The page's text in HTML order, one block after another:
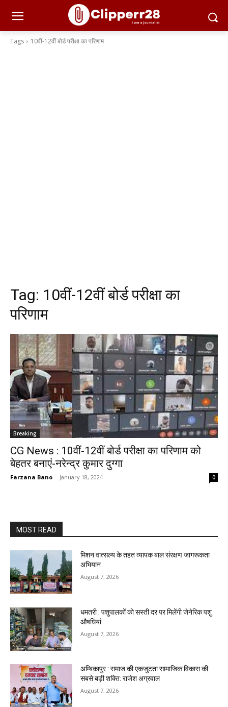
Tags 10वीं-12वीं बोर्ड परीक्षा का परिणाम
Tag: 10वीं-12वीं बोर्ड परीक्षा का
परिणाम
Breaking
CG News : 10वीं-12वीं बोर्ड परीक्षा का परिणाम को
बेहतर बनाएं-नरेन्द्र कुमार दुग्गा
Farzana Bano - January 18, 2024 0
MOST READ
मिशन वात्सल्य के तहत व्यापक बाल संरक्षण जागरूकता
अभियान
August 7, 2026
धमतरी : पशुपालकों को सस्ती दर पर मिलेंगी जेनेरिक पशु
औषधियां
August 7, 2026
अम्बिकापुर : समाज की एकजुटता सामाजिक विकास की
सबसे बड़ी शक्ति: राजेश अग्रवाल
August 7, 2026